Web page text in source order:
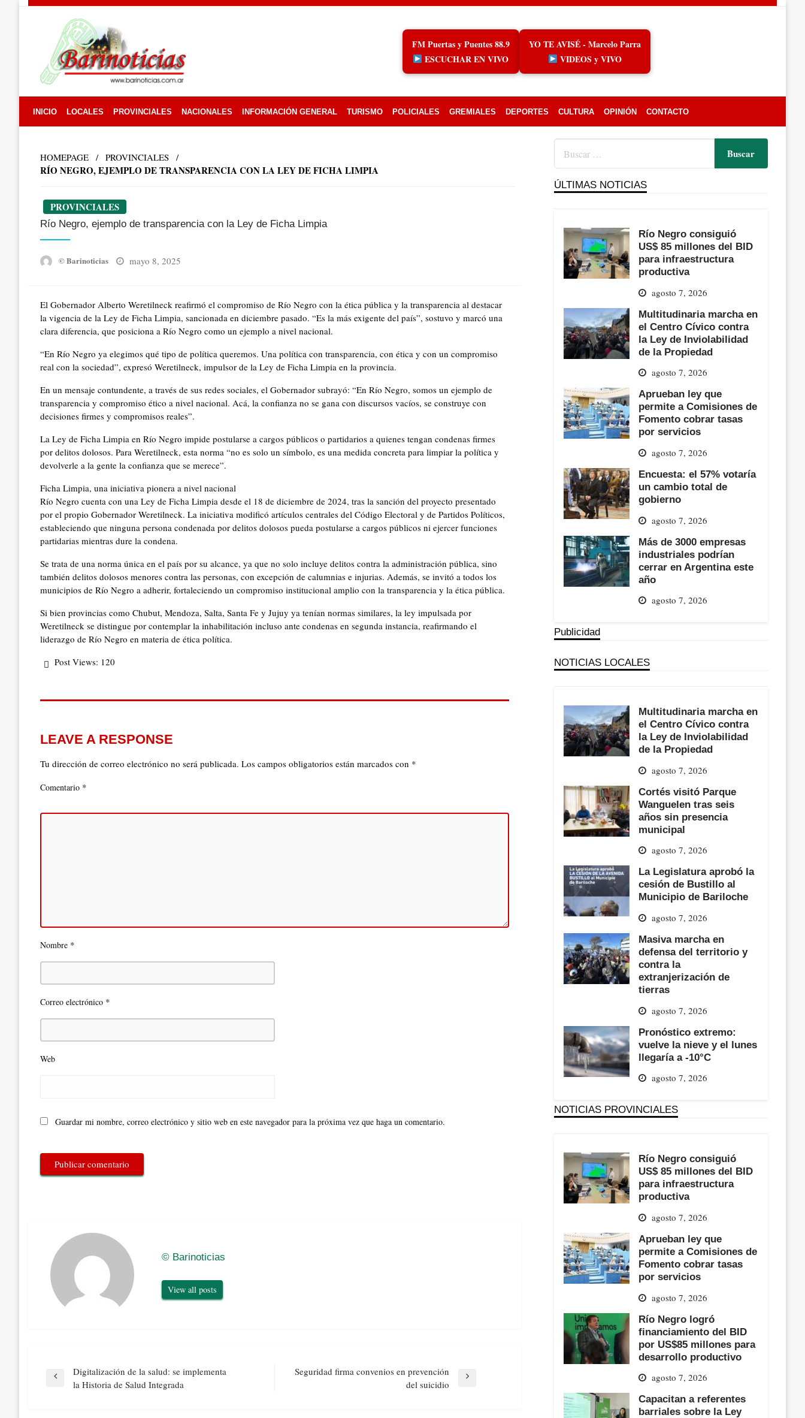
FM Puertas y Puentes 88.9
ESCUCHAR EN VIVO
YO TE AVISÉ - Marcelo Parra
VIDEOS y VIVO
INICIO LOCALES PROVINCIALES NACIONALES INFORMACIÓN GENERAL TURISMO POLICIALES GREMIALES DEPORTES CULTURA OPINIÓN CONTACTO
HOMEPAGE PROVINCIALES
RÍO NEGRO, EJEMPLO DE TRANSPARENCIA CON LA LEY DE FICHA LIMPIA
PROVINCIALES
Río Negro, ejemplo de transparencia con la Ley de Ficha Limpia
© Barinoticias
Posted
mayo 8, 2025
El Gobernador Alberto Weretilneck reafirmó el compromiso de Río Negro con la ética pública y la transparencia al destacar
la vigencia de la Ley de Ficha Limpia, sancionada en diciembre pasado. “Es la más exigente del país”, sostuvo y marcó una
clara diferencia, que posiciona a Río Negro como un ejemplo a nivel nacional.
“En Río Negro ya elegimos qué tipo de política queremos. Una política con transparencia, con ética y con un compromiso
real con la sociedad”, expresó Weretilneck, impulsor de la Ley de Ficha Limpia en la provincia.
En un mensaje contundente, a través de sus redes sociales, el Gobernador subrayó: “En Río Negro, somos un ejemplo de
transparencia y compromiso ético a nivel nacional. Acá, la confianza no se gana con discursos vacíos, se construye con
decisiones firmes y compromisos reales”.
La Ley de Ficha Limpia en Río Negro impide postularse a cargos públicos o partidarios a quienes tengan condenas firmes
por delitos dolosos. Para Weretilneck, esta norma “no es solo un símbolo, es una medida concreta para limpiar la política y
devolverle a la gente la confianza que se merece”.
Ficha Limpia, una iniciativa pionera a nivel nacional
Río Negro cuenta con una Ley de Ficha Limpia desde el 18 de diciembre de 2024, tras la sanción del proyecto presentado
por el propio Gobernador Weretilneck. La iniciativa modificó artículos centrales del Código Electoral y de Partidos Políticos,
estableciendo que ninguna persona condenada por delitos dolosos pueda postularse a cargos públicos ni ejercer funciones
partidarias mientras dure la condena.
Se trata de una norma única en el país por su alcance, ya que no solo incluye delitos contra la administración pública, sino
también delitos dolosos menores contra las personas, con excepción de calumnias e injurias. Además, se invitó a todos los
municipios de Río Negro a adherir, fortaleciendo un compromiso institucional amplio con la transparencia y la ética pública.
Si bien provincias como Chubut, Mendoza, Salta, Santa Fe y Jujuy ya tenían normas similares, la ley impulsada por
Weretilneck se distingue por contemplar la inhabilitación incluso ante condenas en segunda instancia, reafirmando el
liderazgo de Río Negro en materia de ética política.
Post Views: 120
LEAVE A RESPONSE
Tu dirección de correo electrónico no será publicada. Los campos obligatorios están marcados con *
Comentario *
Nombre *
Correo electrónico *
Web
Guardar mi nombre, correo electrónico y sitio web en este navegador para la próxima vez que haga un comentario.
© Barinoticias
View all posts
Navegación
Previous
Digitalización de la salud: se implementa
la Historia de Salud Integrada
Seguridad firma convenios en prevención
del suicidio
ÚLTIMAS NOTICIAS
Río Negro consiguió
US$ 85 millones del BID
para infraestructura
productiva
agosto 7, 2026
Multitudinaria marcha en
el Centro Cívico contra
la Ley de Inviolabilidad
de la Propiedad
agosto 7, 2026
Aprueban ley que
permite a Comisiones de
Fomento cobrar tasas
por servicios
agosto 7, 2026
Encuesta: el 57% votaría
un cambio total de
gobierno
agosto 7, 2026
Más de 3000 empresas
industriales podrían
cerrar en Argentina este
año
agosto 7, 2026
Publicidad
NOTICIAS LOCALES
Multitudinaria marcha en
el Centro Cívico contra
la Ley de Inviolabilidad
de la Propiedad
agosto 7, 2026
Cortés visitó Parque
Wanguelen tras seis
años sin presencia
municipal
agosto 7, 2026
La Legislatura aprobó la
cesión de Bustillo al
Municipio de Bariloche
agosto 7, 2026
Masiva marcha en
defensa del territorio y
contra la
extranjerización de
tierras
agosto 7, 2026
Pronóstico extremo:
vuelve la nieve y el lunes
llegaría a -10°C
agosto 7, 2026
NOTICIAS PROVINCIALES
Río Negro consiguió
US$ 85 millones del BID
para infraestructura
productiva
agosto 7, 2026
Aprueban ley que
permite a Comisiones de
Fomento cobrar tasas
por servicios
agosto 7, 2026
Río Negro logró
financiamiento del BID
por US$85 millones para
desarrollo productivo
agosto 7, 2026
Capacitan a referentes
barriales sobre la Ley